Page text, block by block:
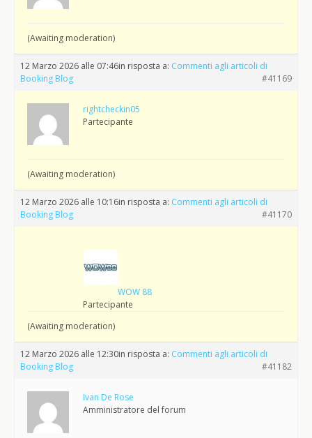
(Awaiting moderation)
12 Marzo 2026 alle 07:46in risposta a: Commenti agli articoli di
Booking Blog
#41169
rightcheckin05
Partecipante
(Awaiting moderation)
12 Marzo 2026 alle 10:16in risposta a: Commenti agli articoli di
Booking Blog
#41170
WOW 88
Partecipante
(Awaiting moderation)
12 Marzo 2026 alle 12:30in risposta a: Commenti agli articoli di
Booking Blog
#41182
Ivan De Rose
Amministratore del forum